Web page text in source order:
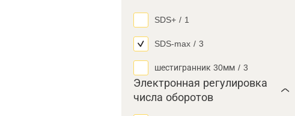
SDS+ / 1
SDS-max / 3
шестигранник 30мм / 3
Электронная регулировка
числа оборотов